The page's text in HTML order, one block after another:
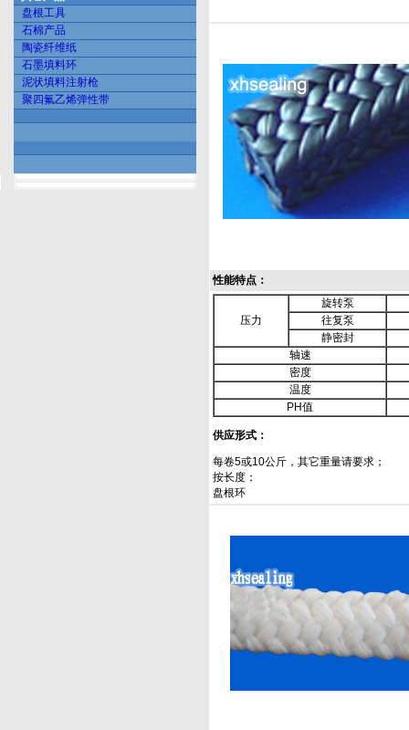
盘根工具
石棉产品
陶瓷纤维纸
石墨填料环
泥状填料注射枪
聚四氟乙烯弹性带
性能特点：
压力
旋转泵
往复泵
静密封
轴速
密度
温度
PH值
供应形式：
每卷5或10公斤，其它重量请要求；
按长度；
盘根环